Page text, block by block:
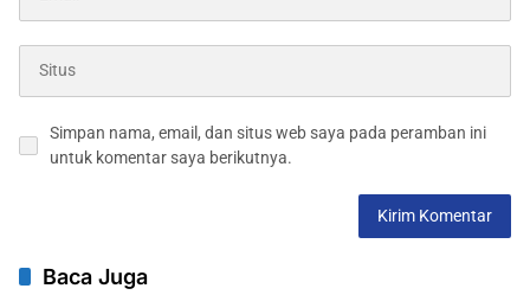
Simpan nama, email, dan situs web saya pada peramban ini
untuk komentar saya berikutnya.
Baca Juga